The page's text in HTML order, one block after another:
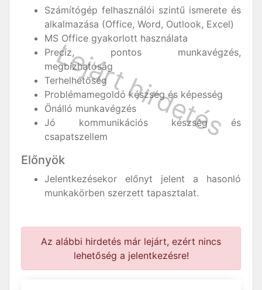
Számítógép felhasználói szintű ismerete és
alkalmazása (Office, Word, Outlook, Excel)
MS Office gyakorlott használata
Precíz, pontos munkavégzés,
megbízhatóság
Terhelhetőség
Problémamegoldó készség és képesség
Önálló munkavégzés
Jó kommunikációs készség és
csapatszellem
Előnyök
Jelentkezésekor előnyt jelent a hasonló
munkakörben szerzett tapasztalat.
Az alábbi hirdetés már lejárt, ezért nincs
lehetőség a jelentkezésre!